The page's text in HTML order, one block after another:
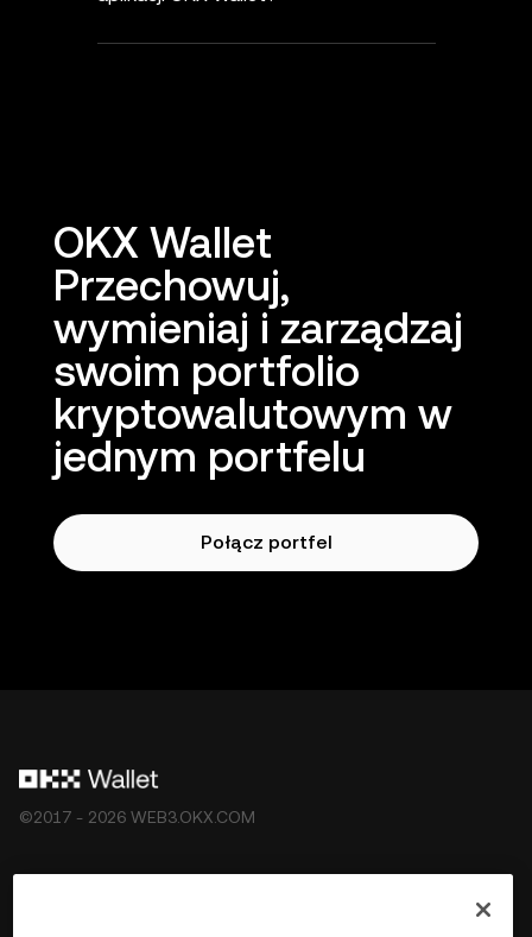
OKX Wallet
Przechowuj,
wymieniaj i zarządzaj
swoim portfolio
kryptowalutowym w
jednym portfelu
Połącz portfel
©2017 - 2026 WEB3.OKX.COM